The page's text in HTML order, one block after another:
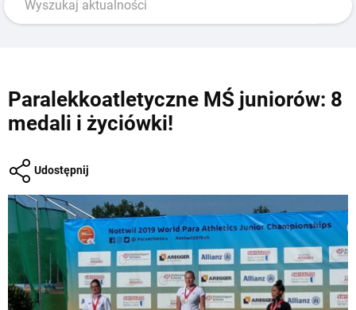
Paralekkoatletyczne MŚ juniorów: 8
medali i życiówki!
Udostępnij